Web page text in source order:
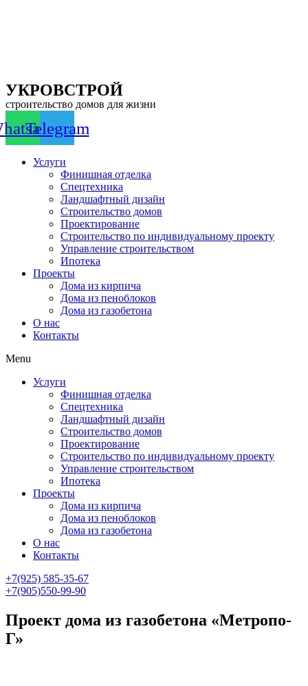
УКРОВСТРОЙ
строительство домов для жизни
Telegram
Услуги
Финишная отделка
Спецтехника
Ландшафтный дизайн
Строительство домов
Проектирование
Строительство по индивидуальному проекту
Управление строительством
Ипотека
Проекты
Дома из кирпича
Дома из пеноблоков
Дома из газобетона
О нас
Контакты
Menu
Услуги
Финишная отделка
Спецтехника
Ландшафтный дизайн
Строительство домов
Проектирование
Строительство по индивидуальному проекту
Управление строительством
Ипотека
Проекты
Дома из кирпича
Дома из пеноблоков
Дома из газобетона
О нас
Контакты
+7(925) 585-35-67
+7(905)550-99-90
Проект дома из газобетона «Метропо-
Г»